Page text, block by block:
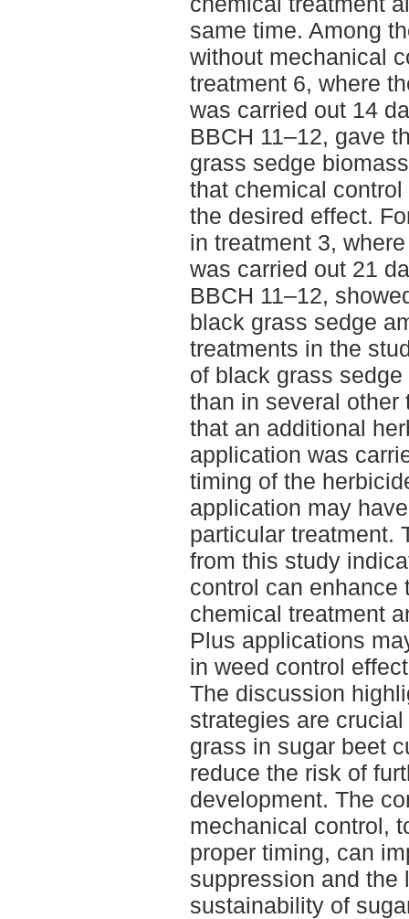
same time. Among
without mechanical
treatment 6, where
was carried out 14
BBCH 11–12, gave
grass sedge
that chemical
the desired effect.
in treatment 3,
was carried out 21
BBCH 11–12,
black grass sedge
treatments in the
of black grass
than in several other
that an additional
application was
timing of the
application may
particular treatment.
from this study
control can enhance
chemical treatment
Plus applications
in weed control
The discussion
strategies are
grass in sugar beet
reduce the risk of
development. The
mechanical control,
proper timing, can
suppression and the
sustainability of